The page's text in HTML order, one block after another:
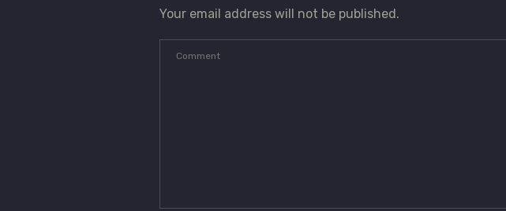
Your email address will not be published.